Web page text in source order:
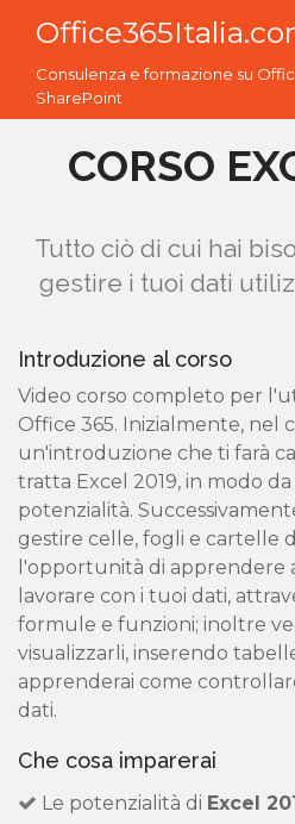
Consulenza e formazione su
SharePoint
CORSO
Tutto ciò di cui hai
gestire i tuoi dati
Introduzione al corso
Video corso completo per
Office 365. Inizialmente, nel
un'introduzione che ti farà
tratta Excel 2019, in modo
potenzialità.
gestire celle, fogli e cartelle
l'opportunità di apprendere
lavorare con i tuoi dati,
formule e funzioni; inoltre
visualizzarli, inserendo
apprenderai come
dati.
Che cosa imparerai
Le potenzialità di Excel